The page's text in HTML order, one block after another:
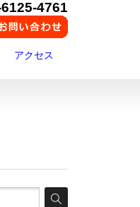
4761
アクセス